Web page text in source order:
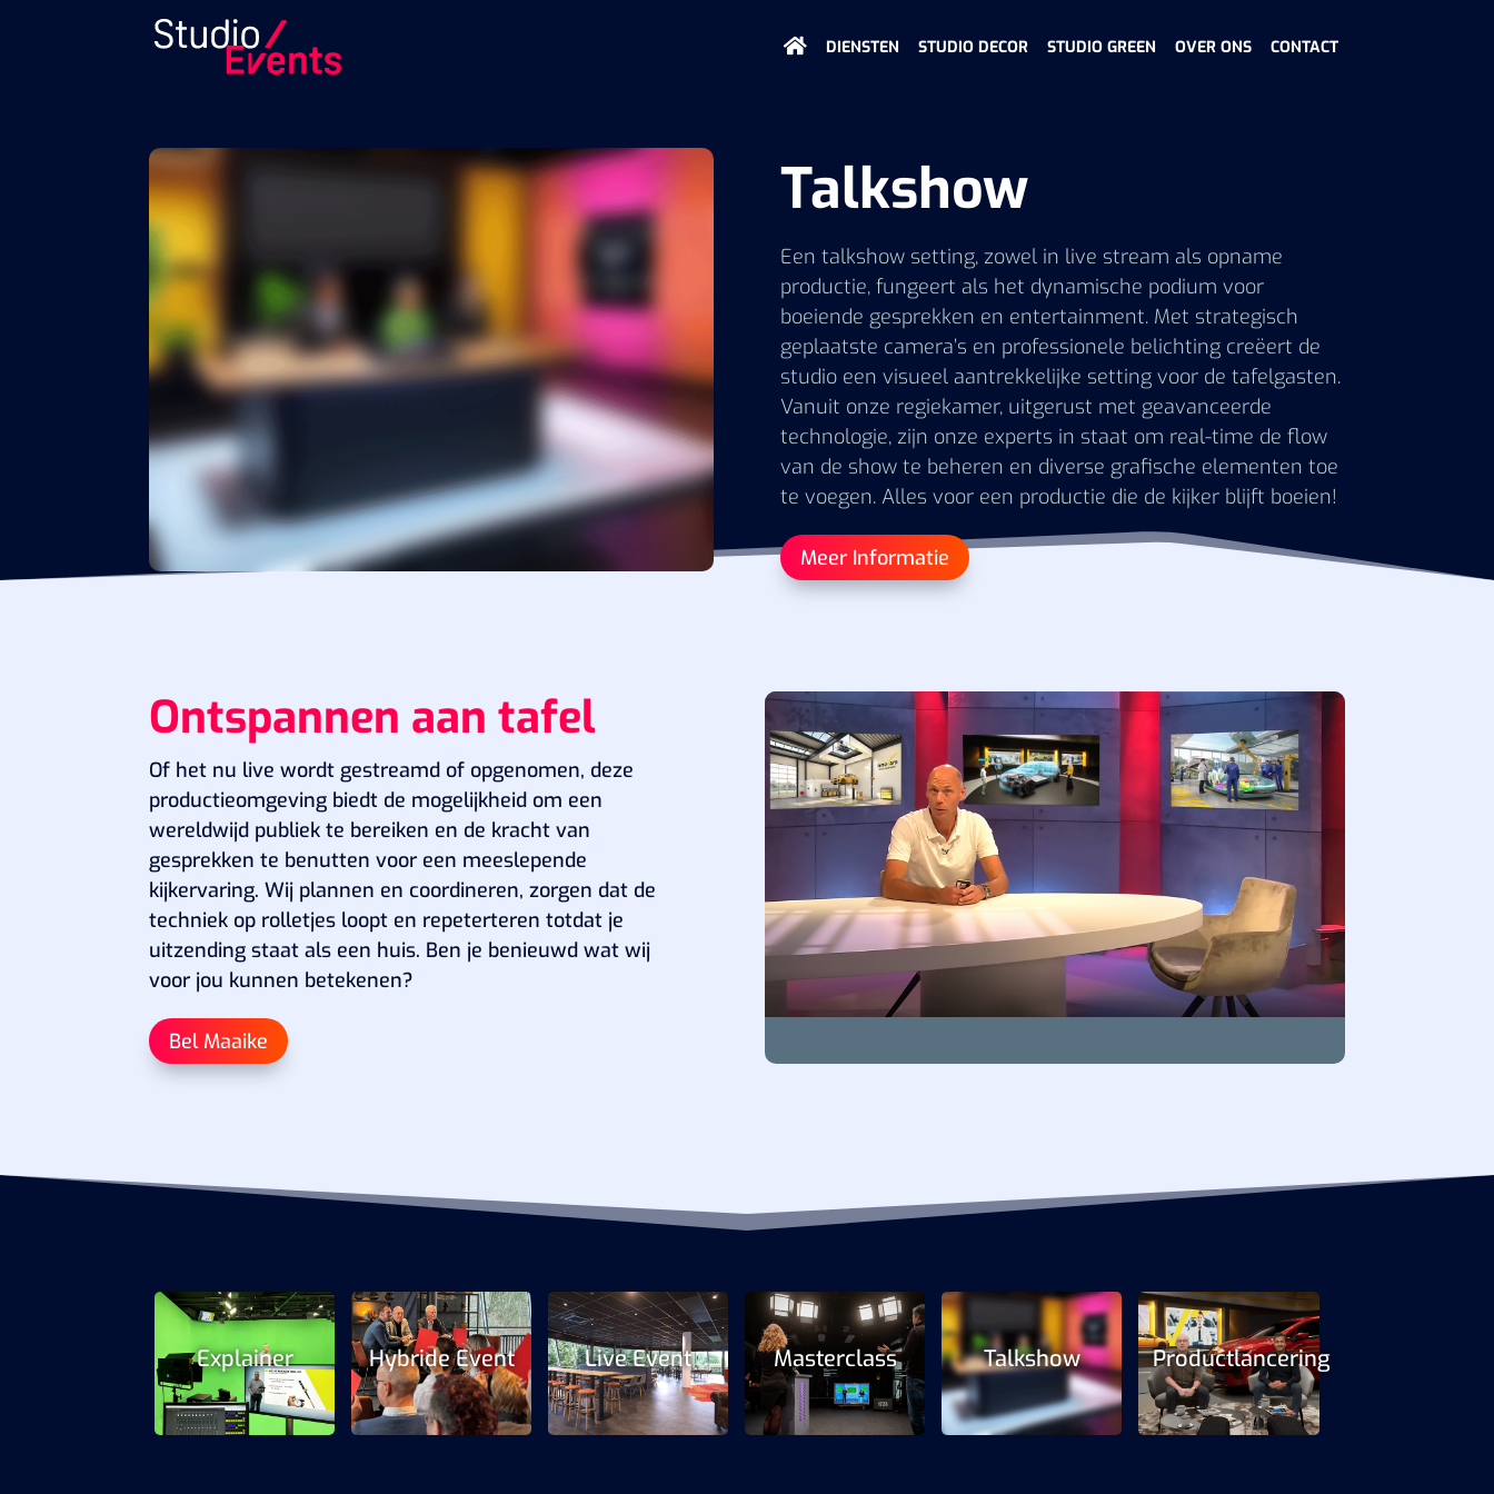
DIENSTEN STUDIO DECOR STUDIO GREEN OVER ONS CONTACT
Talkshow
Een talkshow setting, zowel in live stream als opname
productie, fungeert als het dynamische podium voor
boeiende gesprekken en entertainment. Met strategisch
geplaatste camera’s en professionele belichting creëert de
studio een visueel aantrekkelijke setting voor de tafelgasten.
Vanuit onze regiekamer, uitgerust met geavanceerde
technologie, zijn onze experts in staat om real-time de flow
van de show te beheren en diverse grafische elementen toe
te voegen. Alles voor een productie die de kijker blijft boeien!
Meer Informatie
Ontspannen aan tafel
Of het nu live wordt gestreamd of opgenomen, deze
productieomgeving biedt de mogelijkheid om een
wereldwijd publiek te bereiken en de kracht van
gesprekken te benutten voor een meeslepende
kijkervaring. Wij plannen en coordineren, zorgen dat de
techniek op rolletjes loopt en repeterteren totdat je
uitzending staat als een huis. Ben je benieuwd wat wij
voor jou kunnen betekenen?
Bel Maaike
Explainer Hybride Event Live Event Masterclass Talkshow Productlancering